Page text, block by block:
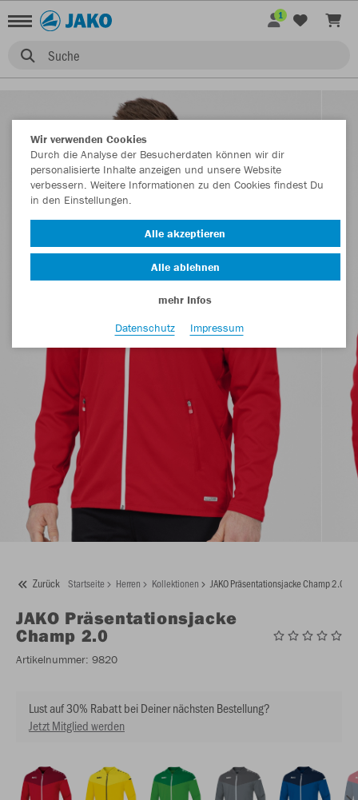
Suche
1
Zurück Startseite Herren Kollektionen JAKO Präsentationsjacke Champ 2.0
JAKO Präsentationsjacke
Champ 2.0
Artikelnummer: 9820
Lust auf 30% Rabatt bei Deiner nächsten Bestellung?
Jetzt Mitglied werden
Wir verwenden Cookies
Durch die Analyse der Besucherdaten können wir dir
personalisierte Inhalte anzeigen und unsere Website
verbessern. Weitere Informationen zu den Cookies findest Du
in den Einstellungen.
Alle akzeptieren
Alle ablehnen
mehr Infos
Datenschutz
Impressum